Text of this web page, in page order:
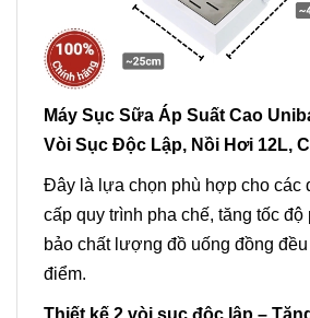
Máy Sục Sữa Áp Suất Cao
Vòi Sục Độc Lập, Nồi Hơi 12L,
Đây là lựa chọn phù hợp cho các
cấp quy trình pha chế, tăng tốc độ
bảo chất lượng đồ uống đồng
điểm.